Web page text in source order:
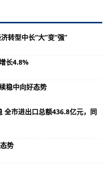
转型中长“大”变“强”
长4.8%
稳中向好态势
全市进出口总额436.8亿元，同
势